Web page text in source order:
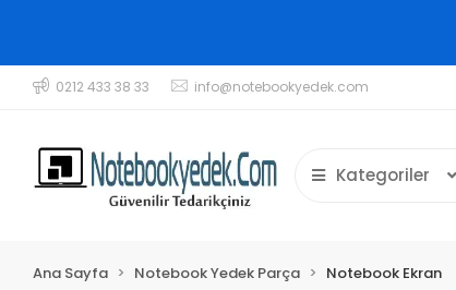
0212 433 38 33 info@notebookyedek.com
Kategoriler
Ana Sayfa Notebook Yedek Parça Notebook Ekran